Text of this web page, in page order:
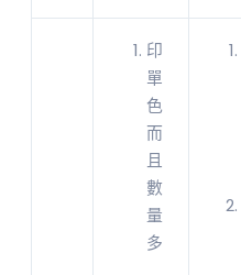
印
單
色
而
且
數
量
多